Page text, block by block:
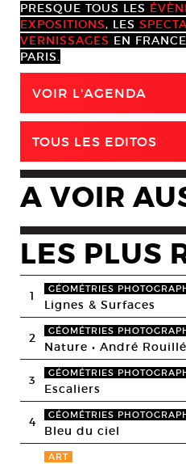
PRESQUE TOUS LES
EXPOSITIONS, LES
VERNISSAGES EN
PARIS.
VOIR L'AGENDA
TOUS LES EDITOS
A VOIR
LES PLUS
1 GÉOMÉTRIES
Lignes & Surfaces
2 GÉOMÉTRIES
Nature • André Rouillé
3 GÉOMÉTRIES
Escaliers
4 GÉOMÉTRIES
Bleu du ciel
ART